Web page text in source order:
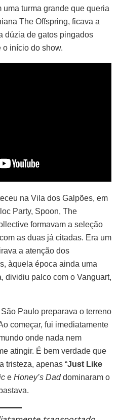
turma grande que queria
The Offspring, ficava a
dúzia de gatos pingados
o início do show.
na Vila dos Galpões, em
Party, Spoon, The
formavam a seleção
as duas já citadas. Era um
a atenção dos
àquela época ainda uma
dividiu palco com o Vanguart,
Paulo preparava o terreno
começar, fui imediatamente
onde nada nem
atingir. É bem verdade que
tristeza, apenas “Just Like
e Honey’s Daddominaram o